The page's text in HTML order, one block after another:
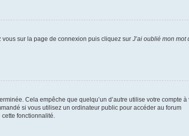
sur la page de connexion puis cliquez sur J’ai oublié mon mot
Cela empêche que quelqu’un d’autre utilise votre compte à
si vous utilisez un ordinateur public pour accéder au forum
cette fonctionnalité.